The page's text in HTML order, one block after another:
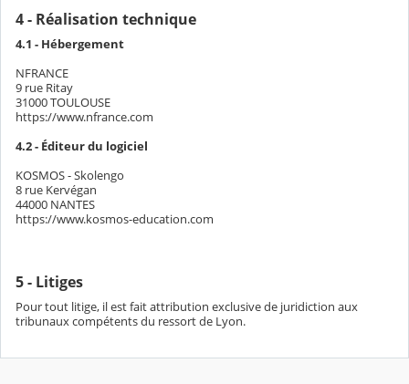
4 - Réalisation technique
4.1 - Hébergement
NFRANCE
9 rue Ritay
31000 TOULOUSE
https://www.nfrance.com
4.2 - Éditeur du logiciel
KOSMOS - Skolengo
8 rue Kervégan
44000 NANTES
https://www.kosmos-education.com
5 - Litiges
Pour tout litige, il est fait attribution exclusive de juridiction aux
tribunaux compétents du ressort de Lyon.